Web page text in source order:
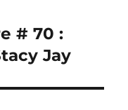
# 70 :
Jay